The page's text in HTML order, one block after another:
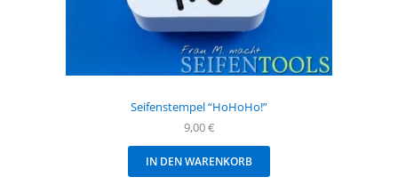
Seifenstempel “HoHoHo!”
9,00€
IN DEN WARENKORB